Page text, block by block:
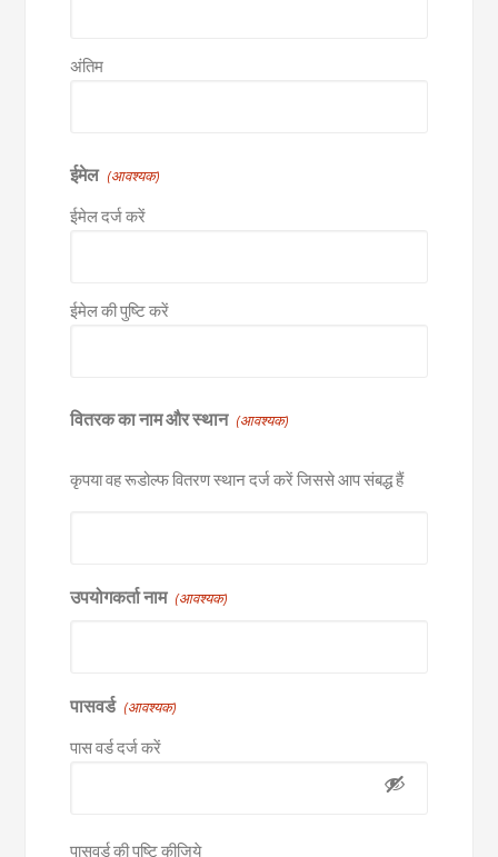
अंतिम
ईमेल (आवश्यक)
ईमेल दर्ज करें
ईमेल की पुष्टि करें
वितरक का नाम और स्थान (आवश्यक)
कृपया वह रूडोल्फ वितरण स्थान दर्ज करें जिससे आप संबद्ध हैं
उपयोगकर्ता नाम (आवश्यक)
पासवर्ड (आवश्यक)
पास वर्ड दर्ज करें
पासवर्ड की पुष्टि कीजिये